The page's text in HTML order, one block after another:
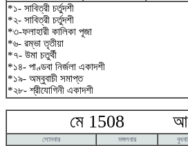
*১- সাবিত্রী চর্তুদশী
*২- সাবিত্রী চর্তুদশী
*৩-ফলাহারী কালিকা পূজা
*৬- রম্ভা তৃতীয়া
*৭- উমা চতুর্থী
*১৪- পাণ্ডবা নির্জলা একাদশী
*১৯- অম্বুবাচী সমাপ্ত
*২৮- শ্রীযোগিনী একাদশী
মে 1508
সোমবার মঙ্গলবার